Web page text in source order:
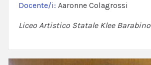
Docente/i: Aaronne Colagrossi
Liceo Artistico Statale Klee Barabino